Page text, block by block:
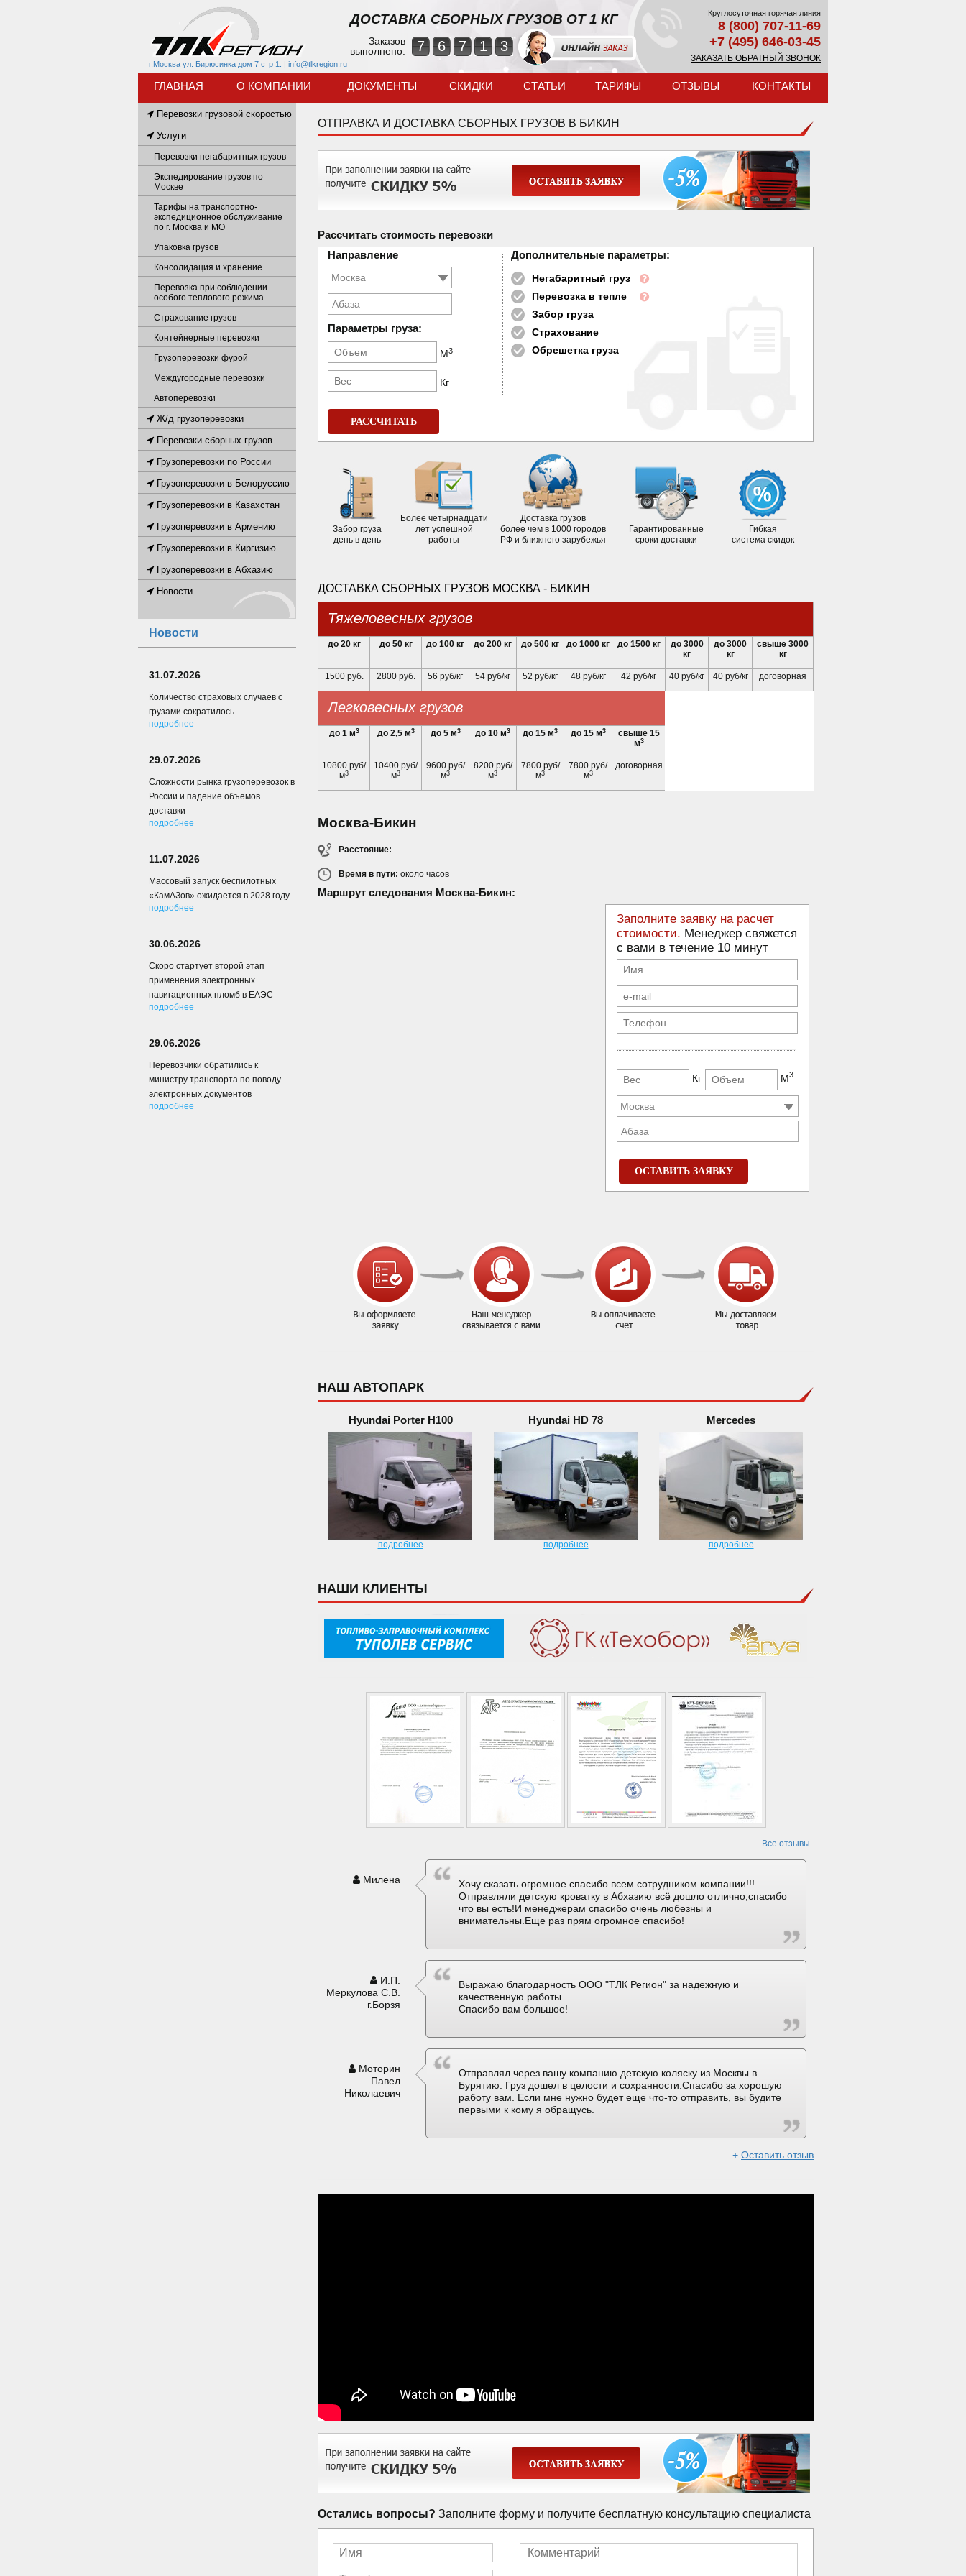
г.Москва ул. Бирюсинка дом 7 стр 1. | info@tlkregion.ru
ДОСТАВКА СБОРНЫХ ГРУЗОВ ОТ 1 КГ
Заказов
выполнено:
7 6 7 1 3
Круглосуточная горячая линия
8 (800) 707-11-69
+7 (495) 646-03-45
ЗАКАЗАТЬ ОБРАТНЫЙ ЗВОНОК
ГЛАВНАЯ О КОМПАНИИ ДОКУМЕНТЫ СКИДКИ СТАТЬИ ТАРИФЫ ОТЗЫВЫ КОНТАКТЫ
ОТПРАВКА И ДОСТАВКА СБОРНЫХ ГРУЗОВ В БИКИН
Рассчитать стоимость перевозки
Направление
Абаза
Параметры груза:
М3
Кг
Дополнительные параметры:
Негабаритный груз
Перевозка в тепле
Забор груза
Страхование
Обрешетка груза
РАССЧИТАТЬ
Забор груза
день в день
Более четырнадцати
лет успешной
работы
Доставка грузов
более чем в 1000 городов
РФ и ближнего зарубежья
Гарантированные
сроки доставки
Гибкая
система скидок
ДОСТАВКА СБОРНЫХ ГРУЗОВ МОСКВА - БИКИН
Тяжеловесных грузов
до 20 кг до 50 кг до 100 кг до 200 кг до 500 кг до 1000 кг до 1500 кг
до 3000
кг
до 3000
кг
свыше 3000
кг
1500 руб. 2800 руб. 56 руб/кг 54 руб/кг 52 руб/кг 48 руб/кг 42 руб/кг 40 руб/кг 40 руб/кг договорная
Легковесных грузов
до 1 м3 до 2,5 м3 до 5 м3 до 10 м3 до 15 м3 до 15 м3
свыше 15
м3
10800 руб/
м3
10400 руб/
м3
9600 руб/
м3
8200 руб/
м3
7800 руб/
м3
7800 руб/
м3
договорная
Москва-Бикин
Расстояние:
Время в пути: около часов
Маршрут следования Москва-Бикин:
Заполните заявку на расчет
стоимости. Менеджер свяжется
с вами в течение 10 минут
Кг М3
Абаза
ОСТАВИТЬ ЗАЯВКУ
НАШ АВТОПАРК
Hyundai Porter H100
подробнее
Hyundai HD 78
подробнее
Mercedes
подробнее
НАШИ КЛИЕНТЫ
Все отзывы
Милена
Хочу сказать огромное спасибо всем сотрудником компании!!!
Отправляли детскую кроватку в Абхазию всё дошло отлично,спасибо
что вы есть!И менеджерам спасибо очень любезны и
внимательны.Еще раз прям огромное спасибо!
И.П.
Меркулова С.В.
г.Борзя
Выражаю благодарность ООО "ТЛК Регион" за надежную и
качественную работы.
Спасибо вам большое!
Моторин
Павел
Николаевич
Отправлял через вашу компанию детскую коляску из Москвы в
Бурятию. Груз дошел в целости и сохранности.Спасибо за хорошую
работу вам. Если мне нужно будет еще что-то отправить, вы будите
первыми к кому я обращусь.
+ Оставить отзыв
Остались вопросы? Заполните форму и получите бесплатную консультацию специалиста
Перевозки грузовой скоростью
Услуги
Перевозки негабаритных грузов
Экспедирование грузов по
Москве
Тарифы на транспортно-
экспедиционное обслуживание
по г. Москва и МО
Упаковка грузов
Консолидация и хранение
Перевозка при соблюдении
особого теплового режима
Страхование грузов
Контейнерные перевозки
Грузоперевозки фурой
Междугородные перевозки
Автоперевозки
Ж/д грузоперевозки
Перевозки сборных грузов
Грузоперевозки по России
Грузоперевозки в Белоруссию
Грузоперевозки в Казахстан
Грузоперевозки в Армению
Грузоперевозки в Киргизию
Грузоперевозки в Абхазию
Новости
Новости
31.07.2026
Количество страховых случаев с
грузами сократилось
подробнее
29.07.2026
Сложности рынка грузоперевозок в
России и падение объемов
доставки
подробнее
11.07.2026
Массовый запуск беспилотных
«КамАЗов» ожидается в 2028 году
подробнее
30.06.2026
Скоро стартует второй этап
применения электронных
навигационных пломб в ЕАЭС
подробнее
29.06.2026
Перевозчики обратились к
министру транспорта по поводу
электронных документов
подробнее